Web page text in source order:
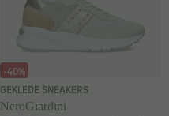
-40%
GEKLEDE SNEAKERS
NeroGiardini